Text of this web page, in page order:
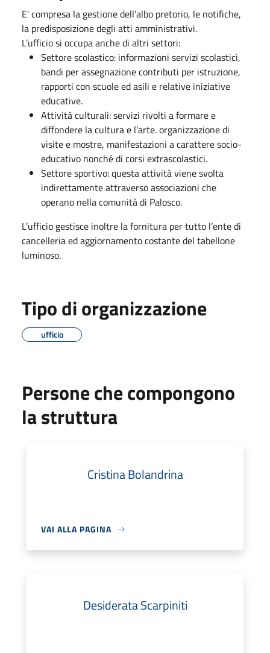
E' compresa la gestione dell’albo pretorio, le notifiche,
la predisposizione degli atti amministrativi.
L’ufficio si occupa anche di altri settori:
Settore scolastico: informazioni servizi scolastici,
bandi per assegnazione contributi per istruzione,
rapporti con scuole ed asili e relative iniziative
educative.
Attività culturali: servizi rivolti a formare e
diffondere la cultura e l’arte. organizzazione di
visite e mostre, manifestazioni a carattere socio-
educativo nonché di corsi extrascolastici.
Settore sportivo: questa attività viene svolta
indirettamente attraverso associazioni che
operano nella comunità di Palosco.
L’ufficio gestisce inoltre la fornitura per tutto l’ente di
cancelleria ed aggiornamento costante del tabellone
luminoso.
Tipo di organizzazione
ufficio
Persone che compongono
la struttura
Cristina Bolandrina
VAI ALLA PAGINA
Desiderata Scarpiniti